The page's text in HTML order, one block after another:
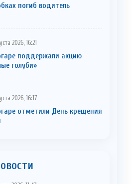
погиб водитель
2026, 16:21
поддержали акцию
голуби»
2026, 16:17
отметили День крещения